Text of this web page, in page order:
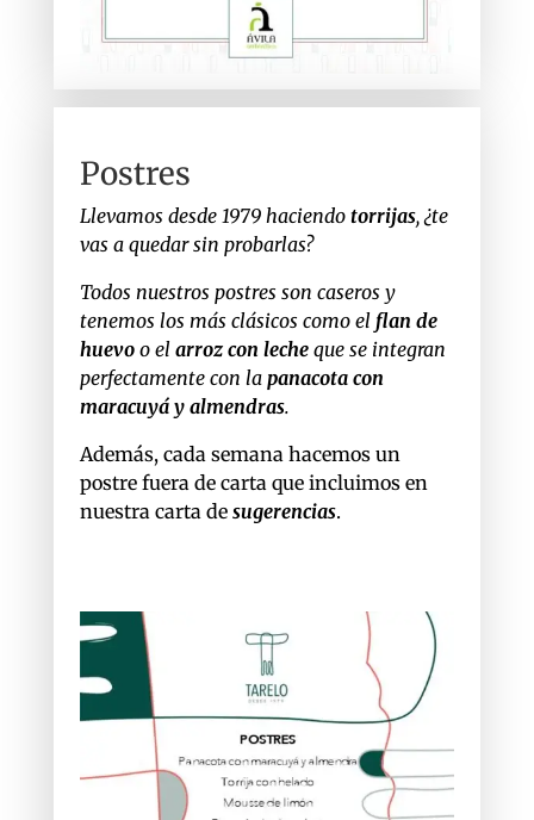
Postres
Llevamos desde 1979 haciendo torrijas, ¿te
vas a quedar sin probarlas?
Todos nuestros postres son caseros y
tenemos los más clásicos como el flan de
huevo o el arroz con lecheque se integran
perfectamente con la panacotacon
maracuyá y almendras.
Además, cada semana hacemos un
postre fuera de carta que incluimos en
nuestra carta de sugerencias.